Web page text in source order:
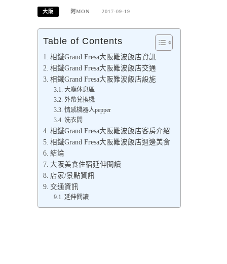
大阪 阿MON 2017-09-19
Table of Contents
相鐵Grand Fresa大阪難波飯店資訊
相鐵Grand Fresa大阪難波飯店交通
相鐵Grand Fresa大阪難波飯店設施
大廳休息區
外幣兌換機
情感機器人pepper
洗衣間
相鐵Grand Fresa大阪難波飯店客房介紹
相鐵Grand Fresa大阪難波飯店週邊美食
結論
大阪美食住宿延伸閱讀
店家/景點資訊
交通資訊
延伸閱讀